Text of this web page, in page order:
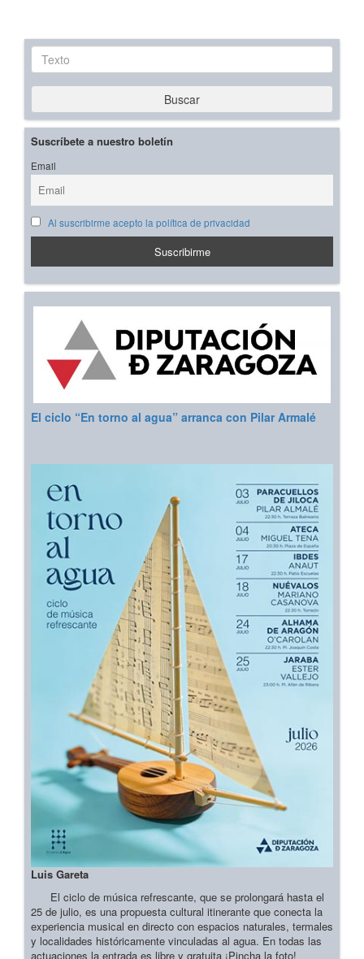
Texto
Buscar
Suscríbete a nuestro boletín
Email
Al suscribirme acepto la política de privacidad
El ciclo “En torno al agua” arranca con Pilar Armalé
Luis Gareta
El ciclo de música refrescante, que se prolongará hasta el
25 de julio, es una propuesta cultural itinerante que conecta la
experiencia musical en directo con espacios naturales, termales
y localidades históricamente vinculadas al agua. En todas las
actuaciones la entrada es libre y gratuita ¡Pincha la foto!